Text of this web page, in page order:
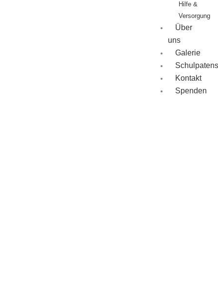
Hilfe &
Versorgung
Über
uns
Galerie
Kontakt
Spenden